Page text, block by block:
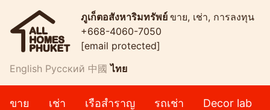
ภูเก็ตอสังหาริมทรัพย์ ขาย, เช่า, การลงทุน
+668-4060-7050
[email protected]
English Русский 中國 ไทย
ขาย เช่า เรือสำราญ รถเช่า Decor lab